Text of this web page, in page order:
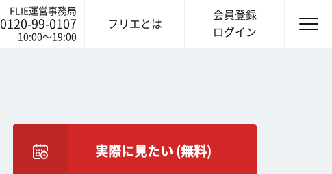
FLIE運営事務局
0120-99-0107
10:00〜19:00
フリエとは
会員登録
ログイン
実際に見たい (無料)